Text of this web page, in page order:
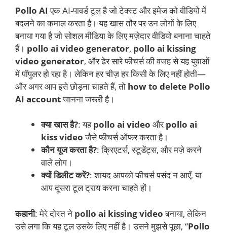
Pollo AI एक AI-पावर्ड टूल है जो टेक्स्ट और इमेज को वीडियो में
बदलने का कमाल करता है। यह खास तौर पर उन लोगों के लिए
बनाया गया है जो सोशल मीडिया के लिए मज़ेदार वीडियो बनाना चाहते
हैं। pollo ai video generator, pollo ai kissing
video generator, और ढेर सारे फीचर्स की वजह से यह युवाओं
में पॉपुलर हो रहा है। लेकिन हर चीज़ हर किसी के लिए नहीं होती—
और अगर आप इसे छोड़ना चाहते हैं, तो how to delete Pollo
AI accountजानना जरूरी है।
क्या खास है?: यहpollo ai video औरpollo ai
kiss videoजैसे फीचर्स ऑफर करता है।
कौन यूज करता है?: क्रिएटर्स, स्टूडेंट्स, और मज़े करने
वाले लोग।
क्यों डिलीट करें?: शायद आपको फीचर्स पसंद न आएँ, या
आप दूसरा टूल ट्राय करना चाहते हों।
कहानी: मेरे दोस्त ने pollo ai kissing videoबनाया, लेकिन
उसे लगा कि यह टूल उसके लिए नहीं है। उसने मुझसे पूछा, “Pollo